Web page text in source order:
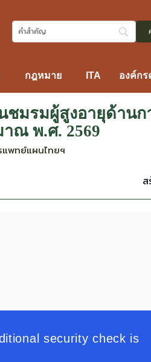
กฎหมาย ITA องค์ก
ชมรมผู้สูงอายุด้าน
ณ พ.ศ. 2569
แพทย์แผนไทยฯ